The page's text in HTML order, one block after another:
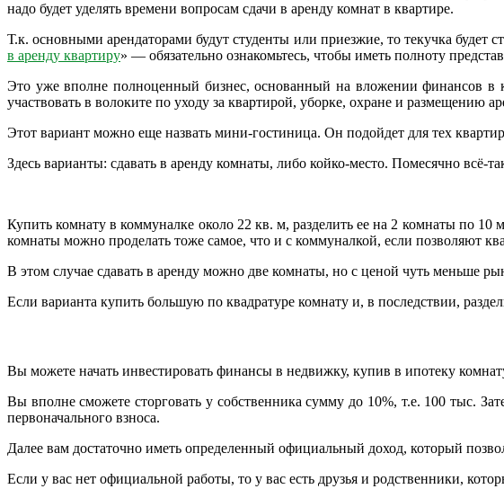
надо будет уделять времени вопросам сдачи в аренду комнат в квартире.
Т.к. основными арендаторами будут студенты или приезжие, то текучка
в аренду квартиру» — обязательно ознакомьтесь, чтобы иметь полноту
Это уже вполне полноценный бизнес, основанный на вложении финансов в
участвовать в волоките по уходу за квартирой, уборке, охране и размещению
Этот вариант можно еще назвать мини-гостиница. Он подойдет для тех
Здесь варианты: сдавать в аренду комнаты, либо койко-место. Помесячно всё-
Купить комнату в коммуналке около 22 кв. м, разделить ее на 2 комнаты по
комнаты можно проделать тоже самое, что и с коммуналкой, если позволяют
В этом случае сдавать в аренду можно две комнаты, но с ценой чуть меньше
Если варианта купить большую по квадратуре комнату и, в последствии,
Вы можете начать инвестировать финансы в недвижку, купив в ипотеку
Вы вполне сможете сторговать у собственника сумму до 10%, т.е. 100 тыс.
первоначального взноса.
Далее вам достаточно иметь определенный официальный доход, который
Если у вас нет официальной работы, то у вас есть друзья и родственники,